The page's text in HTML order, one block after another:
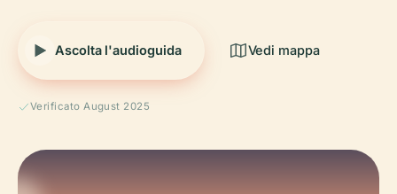
Ascolta l'audioguida Vedi mappa
Verificato August 2025